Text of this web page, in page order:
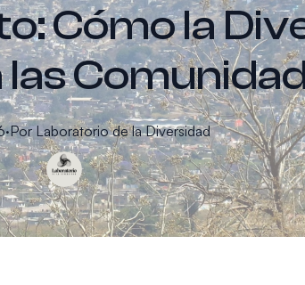
Cómo la
·Por Laboratorio de la Diversidad